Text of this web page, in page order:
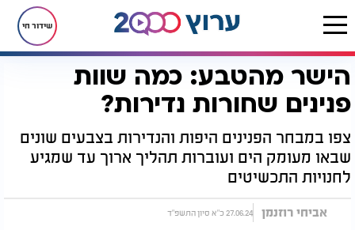
שידור חי
דף הבית יהדות נפלאות הבריאה הישר מהטבע: כמה שוות פנינים שחורות נדירות?
הישר מהטבע: כמה שוות
פנינים שחורות נדירות?
צפו במבחר הפנינים היפות והנדירות בצבעים שונים
שבאו מעומק הים ועוברות תהליך ארוך עד שמגיע
לחנויות התכשיטים
אביחי רוזנמן 27.06.24 כ"א סיון התשפ"ד